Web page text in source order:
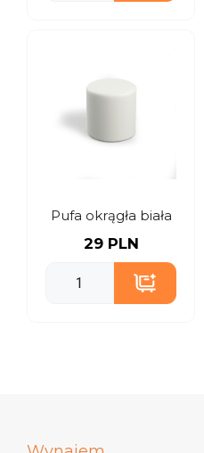
Pufa okrągła biała
29 PLN